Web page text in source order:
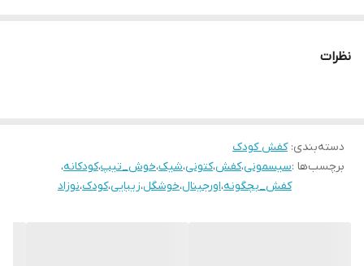
۲۵ مناسب پای ۱۵.۵ سانت
۲۶مناسب پای ۱۶ سانـــــت
نظرات
دسته‌بندی:کفش کودک
برچسب‌ها :سیسمونی،کفش،کتونی،شیک،خوش_تیپ،کودکانه،
کفش_بچگونه،اورجینال،خوشگل،زیبایی،کودک،نوزاد